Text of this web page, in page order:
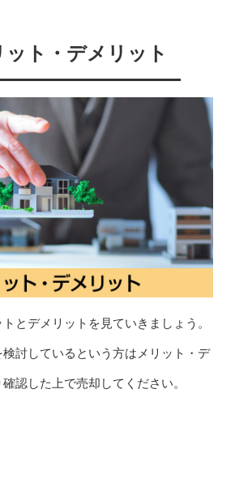
ット・デメリット
とデメリットを見ていきましょう。
討しているという方はメリット・デ
認した上で売却してください。